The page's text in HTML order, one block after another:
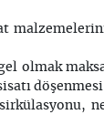
olmak
sirkülasyonu,